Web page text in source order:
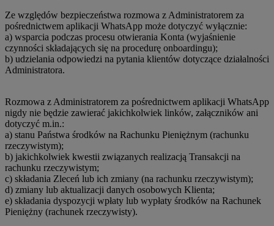
Ze względów bezpieczeństwa rozmowa z Administratorem za
pośrednictwem aplikacji WhatsApp może dotyczyć wyłącznie:
a) wsparcia podczas procesu otwierania Konta (wyjaśnienie
czynności składających się na procedurę onboardingu);
b) udzielania odpowiedzi na pytania klientów dotyczące działalności
Administratora.
Rozmowa z Administratorem za pośrednictwem aplikacji WhatsApp
nigdy nie będzie zawierać jakichkolwiek linków, załączników ani
dotyczyć m.in.:
a) stanu Państwa środków na Rachunku Pieniężnym (rachunku
rzeczywistym);
b) jakichkolwiek kwestii związanych realizacją Transakcji na
rachunku rzeczywistym;
c) składania Zleceń lub ich zmiany (na rachunku rzeczywistym);
d) zmiany lub aktualizacji danych osobowych Klienta;
e) składania dyspozycji wpłaty lub wypłaty środków na Rachunek
Pieniężny (rachunek rzeczywisty).